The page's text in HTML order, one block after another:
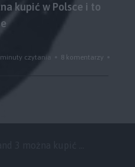
kupić w Polsce i to
czytania 8 komentarzy